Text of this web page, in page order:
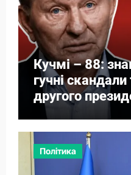
Кучмі – 88:
гучні
другого
Політика